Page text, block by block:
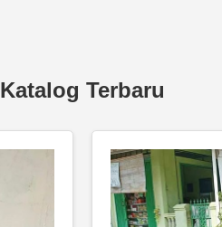
Katalog Terbaru